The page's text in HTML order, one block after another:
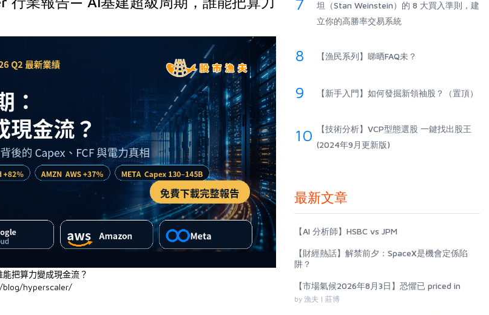
把算力變成現金流？
blog/hyperscaler/
7
坦（Stan Weinstein）的 8 大買入準則，建
立你的高勝率交易系統
8 【漁民系列】睇晒FAQ未？
9 【新手入門】如何發掘新領袖股？（置頂）
10
【技術分析】VCP型態選股 一鍵找出股王
(2024年9月更新版)
最新文章
【AI 分析師】HSBC vs JPM
【財經熱話】解禁前夕：SpaceX是機會定係陷
阱？
【市場氣候2026年8月3日】恐懼已 priced in
by 漁夫 | 莊博